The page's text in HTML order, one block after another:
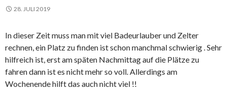
28. JULI 2019
In dieser Zeit muss man mit viel Badeurlauber und Zelter
rechnen, ein Platz zu finden ist schon manchmal schwierig . Sehr
hilfreich ist, erst am späten Nachmittag auf die Plätze zu
fahren dann ist es nicht mehr so voll. Allerdings am
Wochenende hilft das auch nicht viel !!